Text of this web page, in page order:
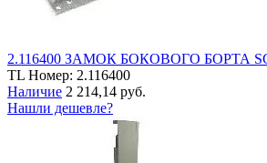
2.116400 ЗАМОК БОКОВОГО БОРТА
TL Номер: 2.116400
Наличие 2 214,14 руб.
Нашли дешевле?